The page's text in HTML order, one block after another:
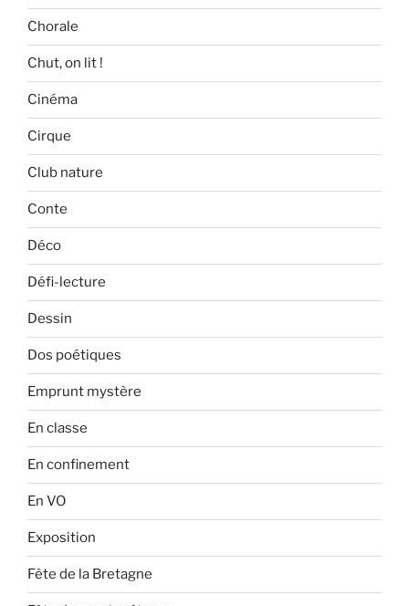
Chorale
Chut, on lit !
Cinéma
Cirque
Club nature
Conte
Déco
Défi-lecture
Dessin
Dos poétiques
Emprunt mystère
En classe
En confinement
En VO
Exposition
Fête de la Bretagne